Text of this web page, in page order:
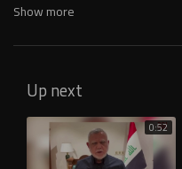
Show more
Up next
0:52